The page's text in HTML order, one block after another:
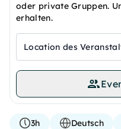
oder private Gruppen.
erhalten.
Location des
3h Deutsch